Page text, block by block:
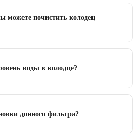
можете почистить колодец
воды в колодце?
донного фильтра?